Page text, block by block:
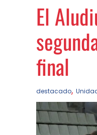
El
final
destacado,